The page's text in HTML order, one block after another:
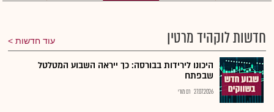
חדשות לוקהיד מרטין עוד חדשות
היכונו לירידות בבורסה: כך ייראה השבוע המטלטל
שבפתח
27.07.2026 רם מורי